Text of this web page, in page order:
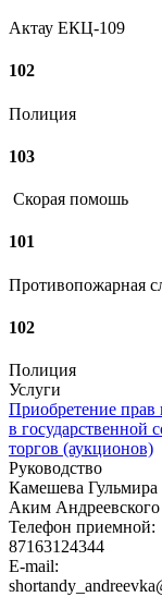
Актау ЕКЦ-109
102
Полиция
103
Скорая помошь
101
Противопожарная
102
Полиция
Услуги
Приобретение прав
в государственной
торгов (аукционов)
Руководство
Камешева
Аким Андреевского
Телефон приемной:
87163124344
E-mail: